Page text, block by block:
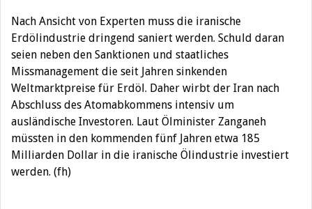
Nach Ansicht von Experten muss die iranische
Erdölindustrie dringend saniert werden. Schuld daran
seien neben den Sanktionen und staatliches
Missmanagement die seit Jahren sinkenden
Weltmarktpreise für Erdöl. Daher wirbt der Iran nach
Abschluss des Atomabkommens intensiv um
ausländische Investoren. Laut Ölminister Zanganeh
müssten in den kommenden fünf Jahren etwa 185
Milliarden Dollar in die iranische Ölindustrie investiert
werden. (fh)